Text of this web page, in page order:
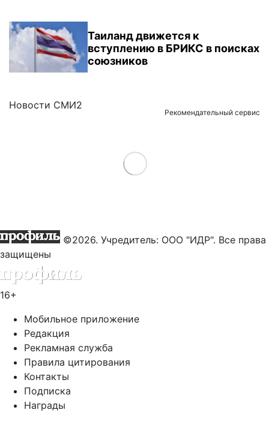
Таиланд движется к
вступлению в БРИКС в поисках
союзников
Новости СМИ2
Рекомендательный сервис
Load More
©2026. Учредитель: ООО "ИДР". Все права
защищены
16+
Мобильное приложение
Редакция
Рекламная служба
Правила цитирования
Контакты
Подписка
Награды